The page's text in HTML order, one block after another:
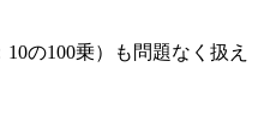
の100乗）も問題なく扱え